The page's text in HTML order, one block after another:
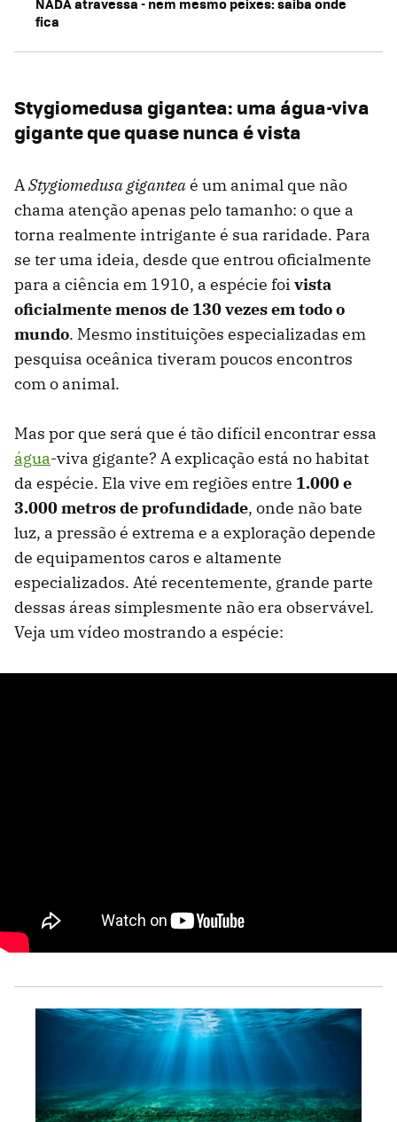
fica
Stygiomedusa gigantea: uma água-viva
gigante que quase nunca é vista
AStygiomedusa giganteaé um animal que não
chama atenção apenas pelo tamanho: o que a
torna realmente intrigante é sua raridade. Para
se ter uma ideia, desde que entrou oficialmente
para a ciência em 1910, a espécie foi vista
oficialmente menos de 130 vezes em todo o
mundo. Mesmo instituições especializadas em
pesquisa oceânica tiveram poucos encontros
com o animal.
Mas por que será que é tão difícil encontrar essa
água-viva gigante? A explicação está no habitat
da espécie. Ela vive em regiões entre 1.000 e
3.000 metros de profundidade, onde não bate
luz, a pressão é extrema e a exploração depende
de equipamentos caros e altamente
especializados. Até recentemente, grande parte
dessas áreas simplesmente não era observável.
Veja um vídeo mostrando a espécie: